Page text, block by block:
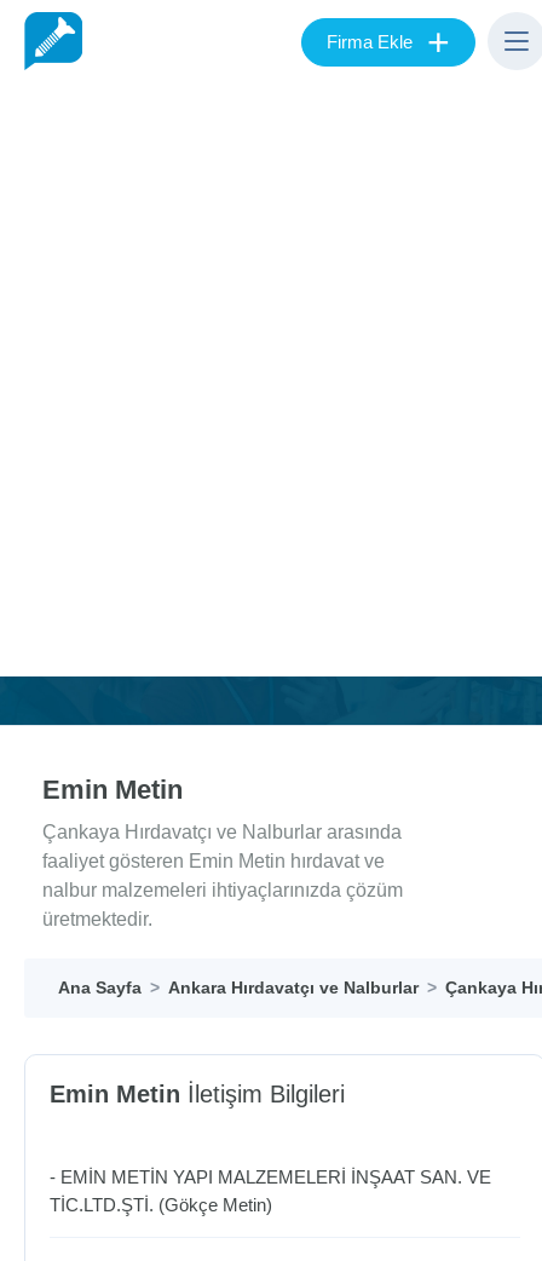
Firma Ekle +
Emin Metin
Çankaya Hırdavatçı ve Nalburlar arasında
faaliyet gösteren Emin Metin hırdavat ve
nalbur malzemeleri ihtiyaçlarınızda çözüm
üretmektedir.
Ana Sayfa Ankara Hırdavatçı ve Nalburlar Çankaya
Emin Metin İletişim Bilgileri
- EMİN METİN YAPI MALZEMELERİ İNŞAAT SAN. VE
TİC.LTD.ŞTİ. (Gökçe Metin)